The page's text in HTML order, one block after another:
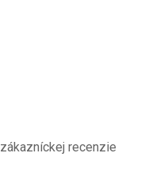
zákazníckej recenzie